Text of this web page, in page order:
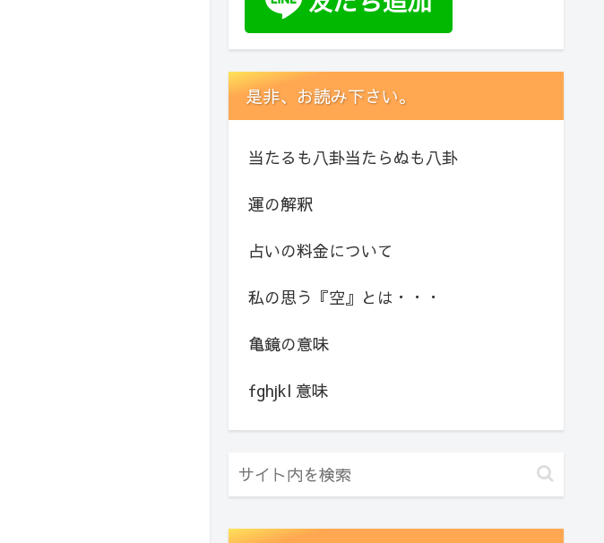
是非、お読み下さい。
当たるも八卦当たらぬも八卦
運の解釈
占いの料金について
私の思う『空』とは・・・
亀鏡の意味
fghjkl 意味